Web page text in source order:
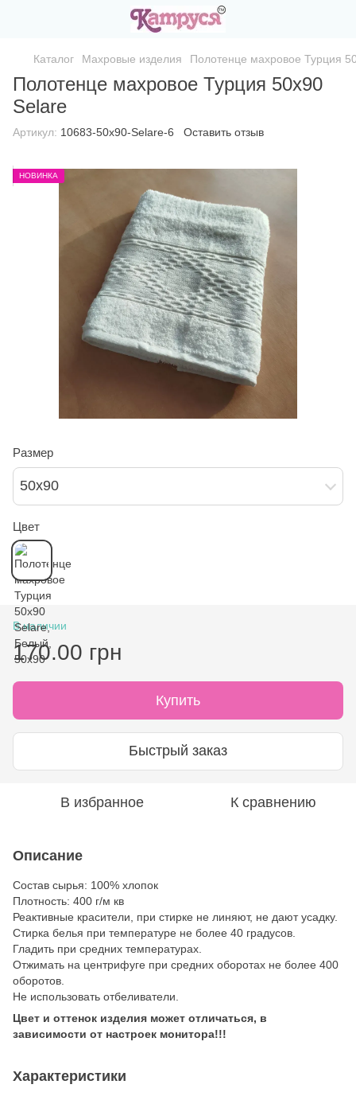
Каталог Махровые изделия Полотенце махровое Турция
Полотенце махровое Турция 50х90
Selare
Артикул: 10683-50х90-Selare-6 Оставить отзыв
НОВИНКА
Размер
50х90
Цвет
В наличии
170.00 грн
Купить
Быстрый заказ
В избранное К сравнению
Описание
Состав сырья: 100% хлопок
Плотность: 400 г/м кв
Реактивные красители, при стирке не линяют, не дают усадку.
Стирка белья при температуре не более 40 градусов.
Гладить при средних температурах.
Отжимать на центрифуге при средних оборотах не более 400
оборотов.
Не использовать отбеливатели.
Цвет и оттенок изделия может отличаться, в
зависимости от настроек монитора!!!
Характеристики